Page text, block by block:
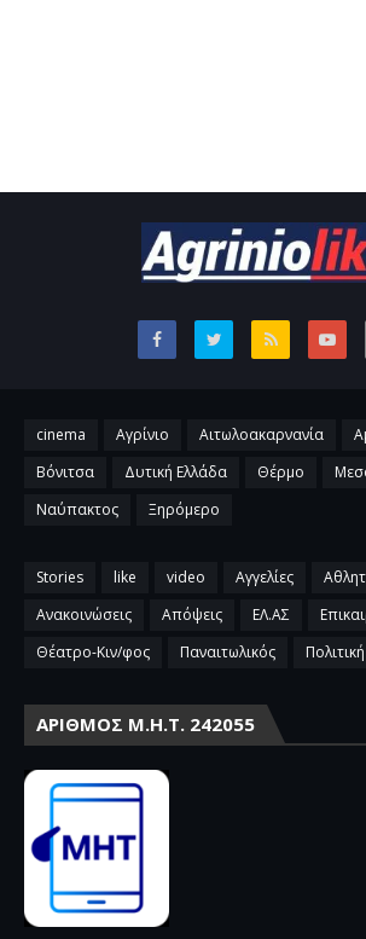
cinema Αγρίνιο Αιτωλοακαρνανία
Βόνιτσα
Δυτική Ελλάδα Θέρμο
Ναύπακτος
Ξηρόμερο
Stories like video Αγγελίες
Ανακοινώσεις
Απόψεις ΕΛ.ΑΣ
Θέατρο-Κιν/φος
Παναιτωλικός Πολιτική
ΑΡΙΘΜΌΣ Μ.Η.Τ. 242055